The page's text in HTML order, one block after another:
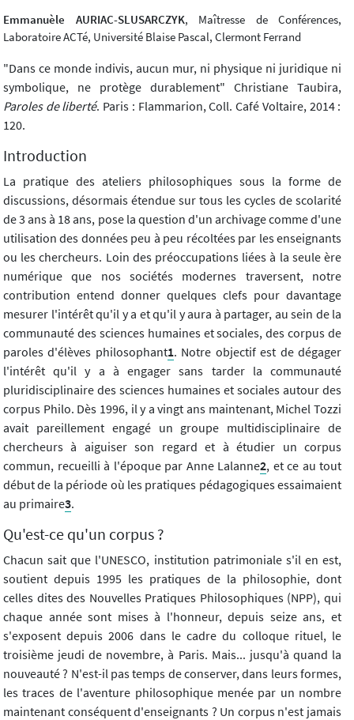
Emmanuèle AURIAC-SLUSARCZYK, Maîtresse de Conférences,
Laboratoire ACTé, Université Blaise Pascal, Clermont Ferrand
"Dans ce monde indivis, aucun mur, ni physique ni juridique ni
symbolique, ne protège durablement" Christiane Taubira,
Paroles de liberté. Paris : Flammarion, Coll. Café Voltaire, 2014 :
120.
Introduction
La pratique des ateliers philosophiques sous la forme de
discussions, désormais étendue sur tous les cycles de scolarité
de 3 ans à 18 ans, pose la question d'un archivage comme d'une
utilisation des données peu à peu récoltées par les enseignants
ou les chercheurs. Loin des préoccupations liées à la seule ère
numérique que nos sociétés modernes traversent, notre
contribution entend donner quelques clefs pour davantage
mesurer l'intérêt qu'il y a et qu'il y aura à partager, au sein de la
communauté des sciences humaines et sociales, des corpus de
paroles d'élèves philosophant1. Notre objectif est de dégager
l'intérêt qu'il y a à engager sans tarder la communauté
pluridisciplinaire des sciences humaines et sociales autour des
corpus Philo. Dès 1996, il y a vingt ans maintenant, Michel Tozzi
avait pareillement engagé un groupe multidisciplinaire de
chercheurs à aiguiser son regard et à étudier un corpus
commun, recueilli à l'époque par Anne Lalanne2, et ce au tout
début de la période où les pratiques pédagogiques essaimaient
au primaire3.
Qu'est-ce qu'un corpus ?
Chacun sait que l'UNESCO, institution patrimoniale s'il en est,
soutient depuis 1995 les pratiques de la philosophie, dont
celles dites des Nouvelles Pratiques Philosophiques (NPP), qui
chaque année sont mises à l'honneur, depuis seize ans, et
s'exposent depuis 2006 dans le cadre du colloque rituel, le
troisième jeudi de novembre, à Paris. Mais... jusqu'à quand la
nouveauté ? N'est-il pas temps de conserver, dans leurs formes,
les traces de l'aventure philosophique menée par un nombre
maintenant conséquent d'enseignants ? Un corpus n'est jamais